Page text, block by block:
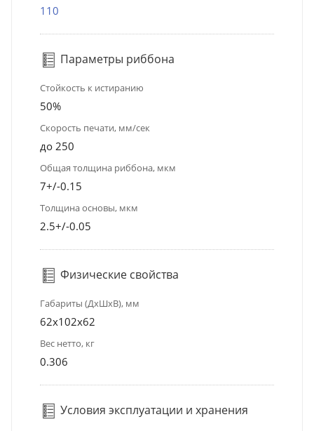
110
Параметры риббона
Стойкость к истиранию
50%
Скорость печати, мм/сек
до 250
Общая толщина риббона, мкм
7+­/-0.15
Толщина основы, мкм
2.5+­/-0.05
Физические свойства
Габариты (ДхШхВ), мм
62x102x62
Вес нетто, кг
0.306
Условия эксплуатации и хранения